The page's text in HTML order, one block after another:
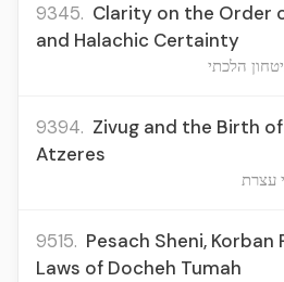
9345. Clarity on the Order
and Halachic Certainty
הלכתי
9394. Zivug and the Birth
Atzeres
עצרת
9515. Pesach Sheni, Korban
Laws of Docheh Tumah